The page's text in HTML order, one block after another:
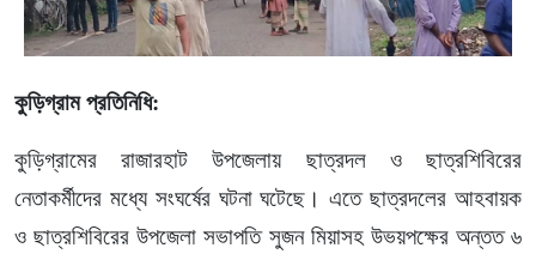
কুড়িগ্রাম প্রতিনিধি:
কুড়িগ্রামের রাজারহাট উপজেলায় ছাত্রদল ও ছাত্রশিবিরের
নেতাকর্মীদের মধ্যে সংঘর্ষের ঘটনা ঘটেছে। এতে ছাত্রদলের আহবায়ক
ও ছাত্রশিবিরের উপজেলা সভাপতি সুজন মিয়াসহ উভয়পক্ষের অন্তত ৬